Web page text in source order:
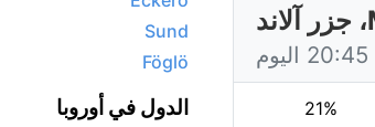
21%
Sund
Föglö
الدول في أوروبا